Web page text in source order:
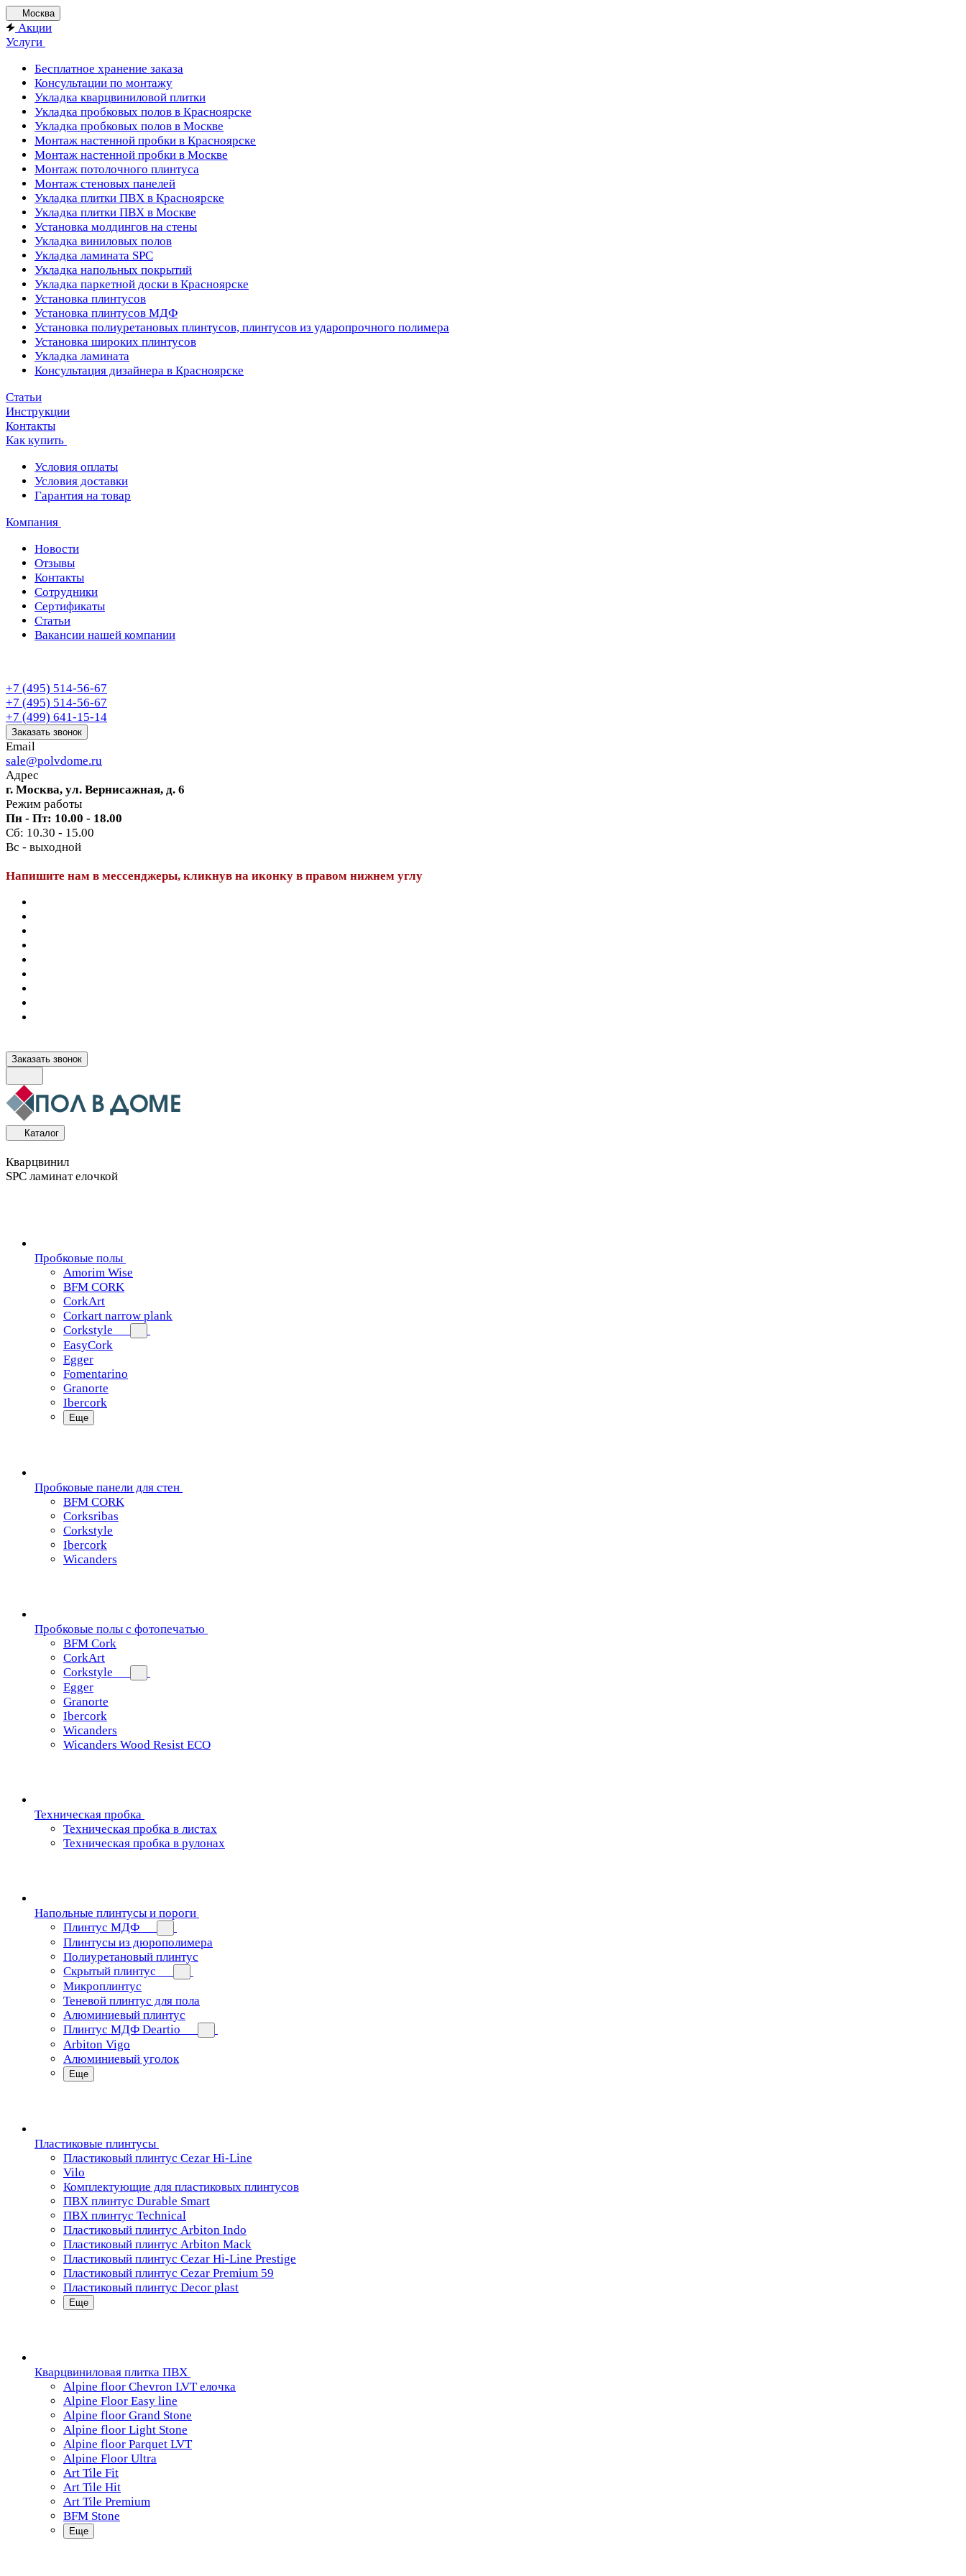
Москва
Акции
Услуги
Бесплатное хранение заказа
Консультации по монтажу
Укладка кварцвиниловой плитки
Укладка пробковых полов в Красноярске
Укладка пробковых полов в Москве
Монтаж настенной пробки в Красноярске
Монтаж настенной пробки в Москве
Монтаж потолочного плинтуса
Монтаж стеновых панелей
Укладка плитки ПВХ в Красноярске
Укладка плитки ПВХ в Москве
Установка молдингов на стены
Укладка виниловых полов
Укладка ламината SPC
Укладка напольных покрытий
Укладка паркетной доски в Красноярске
Установка плинтусов
Установка плинтусов МДФ
Установка полиуретановых плинтусов, плинтусов из ударопрочного полимера
Установка широких плинтусов
Укладка ламината
Консультация дизайнера в Красноярске
Статьи
Инструкции
Контакты
Как купить
Условия оплаты
Условия доставки
Гарантия на товар
Компания
Новости
Отзывы
Контакты
Сотрудники
Сертификаты
Статьи
Вакансии нашей компании
+7 (495) 514-56-67
+7 (495) 514-56-67
+7 (499) 641-15-14
Заказать звонок
Email
sale@polvdome.ru
Адрес
г. Москва, ул. Вернисажная, д. 6
Режим работы
Пн - Пт: 10.00 - 18.00
Сб: 10.30 - 15.00
Вс - выходной
Напишите нам в мессенджеры, кликнув на иконку в правом нижнем углу
Заказать звонок
Каталог
Кварцвинил
SPC ламинат елочкой
Пробковые полы
Amorim Wise
BFM CORK
CorkArt
Corkart narrow plank
Corkstyle
EasyCork
Egger
Fomentarino
Granorte
Ibercork
Еще
Пробковые панели для стен
BFM CORK
Corksribas
Corkstyle
Ibercork
Wicanders
Пробковые полы с фотопечатью
BFM Cork
CorkArt
Corkstyle
Egger
Granorte
Ibercork
Wicanders
Wicanders Wood Resist ECO
Техническая пробка
Техническая пробка в листах
Техническая пробка в рулонах
Напольные плинтусы и пороги
Плинтус МДФ
Плинтусы из дюрополимера
Полиуретановый плинтус
Скрытый плинтус
Микроплинтус
Теневой плинтус для пола
Алюминиевый плинтус
Плинтус МДФ Deartio
Arbiton Vigo
Алюминиевый уголок
Еще
Пластиковые плинтусы
Пластиковый плинтус Cezar Hi-Line
Vilo
Комплектующие для пластиковых плинтусов
ПВХ плинтус Durable Smart
ПВХ плинтус Technical
Пластиковый плинтус Arbiton Indo
Пластиковый плинтус Arbiton Mack
Пластиковый плинтус Cezar Hi-Line Prestige
Пластиковый плинтус Cezar Premium 59
Пластиковый плинтус Decor plast
Еще
Кварцвиниловая плитка ПВХ
Alpine floor Chevron LVT елочка
Alpine Floor Easy line
Alpine floor Grand Stone
Alpine floor Light Stone
Alpine floor Parquet LVT
Alpine Floor Ultra
Art Tile Fit
Art Tile Hit
Art Tile Premium
BFM Stone
Еще